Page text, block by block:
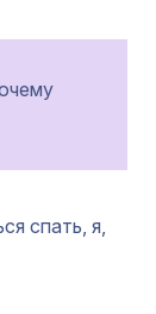
спать, я,